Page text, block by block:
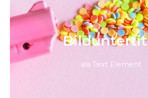
als Text Element